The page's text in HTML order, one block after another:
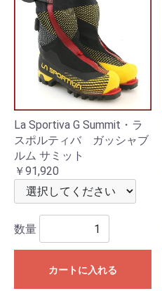
La Sportiva G Summit・ラ
スポルティバ ガッシャブ
ルム サミット
￥91,920
数量
カートに入れる